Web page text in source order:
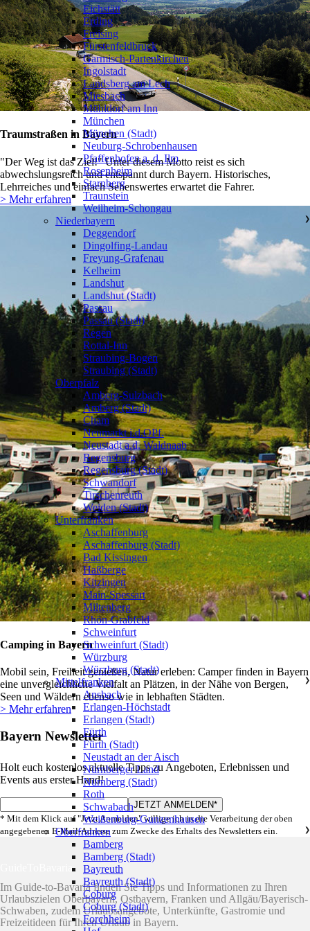
Traumstraßen in Bayern
"Der Weg ist das Ziel!" Unter diesem Motto reist es sich
abwechslungsreich und entspannt durch Bayern. Historisches,
Lehrreiches und einfach Sehenswertes erwartet die Fahrer.
> Mehr erfahren
Camping in Bayern
Mobil sein, Freiheit genießen, Natur erleben: Camper finden in Bayern
eine unvergleichliche Vielfalt an Plätzen, in der Nähe von Bergen,
Seen und Wäldern ebenso wie in lebhaften Städten.
> Mehr erfahren
Bayern Newsletter
Holt euch kostenlos aktuelle Tipps zu Angeboten, Erlebnissen und
Events aus erster Hand!
* Mit dem Klick auf "Jetzt Anmelden" willige ich in die Verarbeitung der oben
angegebenen E-Mail-Adresse zum Zwecke des Erhalts des Newsletters ein.
GuideToBavaria
Im Guide-to-Bavaria finden Sie Tipps und Informationen zu Ihren
Urlaubszielen Oberbayern, Ostbayern, Franken und Allgäu/Bayerisch-
Schwaben, zudem Urlaubsangebote, Unterkünfte, Gastromie und
Freizeitideen für Ihren Urlaub in Bayern.
Eichstätt
Erding
Freising
Fürstenfeldbruck
Garmisch-Partenkirchen
Ingolstadt
Landsberg am Lech
Miesbach
Mühldorf am Inn
München
München (Stadt)
Neuburg-Schrobenhausen
Pfaffenhofen a. d. Ilm
Rosenheim
Starnberg
Traunstein
Weilheim-Schongau
Niederbayern
❯
Deggendorf
Dingolfing-Landau
Freyung-Grafenau
Kelheim
Landshut
Landshut (Stadt)
Passau
Passau (Stadt)
Regen
Rottal-Inn
Straubing-Bogen
Straubing (Stadt)
Oberpfalz
❯
Amberg-Sulzbach
Amberg (Stadt)
Cham
Neumarkt i.d.OPf.
Neustadt a.d. Waldnaab
Regensburg
Regensburg (Stadt)
Schwandorf
Tirschenreuth
Weiden (Stadt)
Unterfranken
❯
Aschaffenburg
Aschaffenburg (Stadt)
Bad Kissingen
Haßberge
Kitzingen
Main-Spessart
Miltenberg
Rhön-Grabfeld
Schweinfurt
Schweinfurt (Stadt)
Würzburg
Würzburg (Stadt)
Mittelfranken
❯
Ansbach
Erlangen-Höchstadt
Erlangen (Stadt)
Fürth
Fürth (Stadt)
Neustadt an der Aisch
Nürnberger Land
Nürnberg (Stadt)
Roth
Schwabach
Weißenburg-Gunzenhausen
Oberfranken
❯
Bamberg
Bamberg (Stadt)
Bayreuth
Bayreuth (Stadt)
Coburg
Coburg (Stadt)
Forchheim